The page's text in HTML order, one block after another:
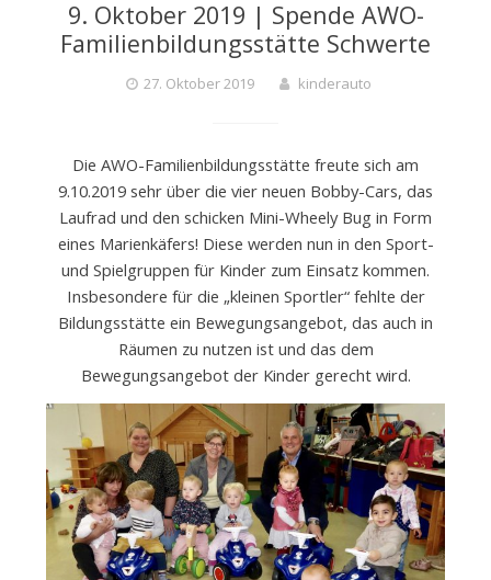
9. Oktober 2019 | Spende AWO-
Familienbildungsstätte Schwerte
27. Oktober 2019 kinderauto
Die AWO-Familienbildungsstätte freute sich am
9.10.2019 sehr über die vier neuen Bobby-Cars, das
Laufrad und den schicken Mini-Wheely Bug in Form
eines Marienkäfers! Diese werden nun in den Sport-
und Spielgruppen für Kinder zum Einsatz kommen.
Insbesondere für die „kleinen Sportler“ fehlte der
Bildungsstätte ein Bewegungsangebot, das auch in
Räumen zu nutzen ist und das dem
Bewegungsangebot der Kinder gerecht wird.